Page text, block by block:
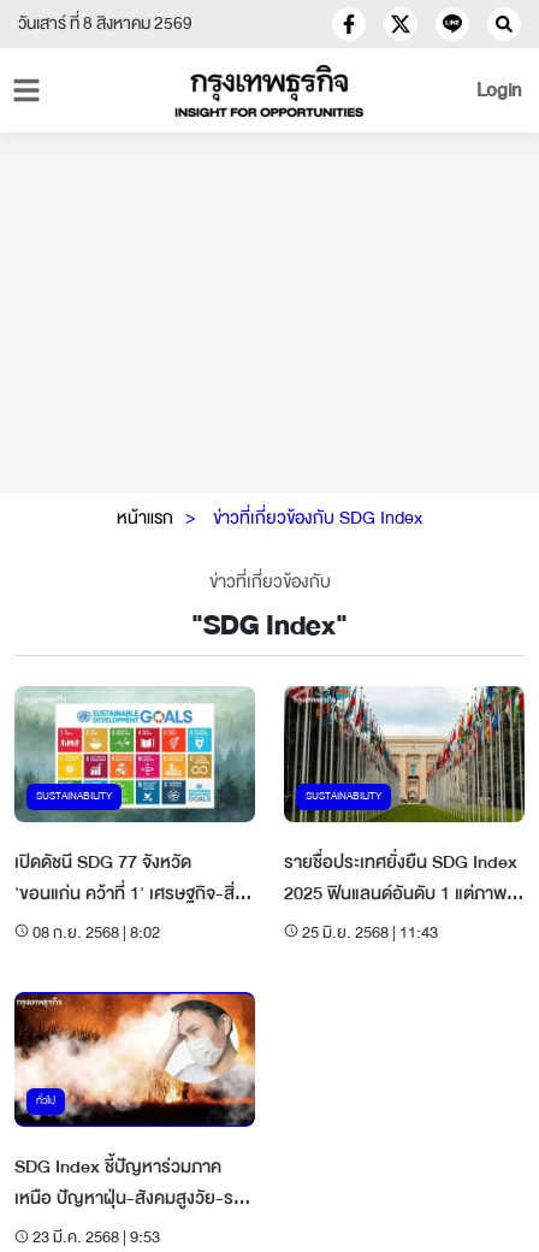
วันเสาร์ ที่ 8 สิงหาคม 2569
Login
หน้าแรก ข่าวที่เกี่ยวข้องกับ SDG Index
ข่าวที่เกี่ยวข้องกับ
"SDG Index"
SUSTAINABILITY
เปิดดัชนี SDG 77 จังหวัด
'ขอนแก่น คว้าที่ 1' เศรษฐกิจ-สิ่ง
แวดล้อมดี มีสันติภาพ
08 ก.ย. 2568 | 8:02
SUSTAINABILITY
รายชื่อประเทศยั่งยืน SDG Index
2025 ฟินแลนด์อันดับ 1 แต่ภาพ
รวมโลก 'ล้มเหลว'
25 มิ.ย. 2568 | 11:43
ทั่วไป
SDG Index ชี้ปัญหาร่วมภาค
เหนือ ปัญหาฝุ่น-สังคมสูงวัย-ราย
ได้ต่ำ23 มี.ค. 2568 | 9:53